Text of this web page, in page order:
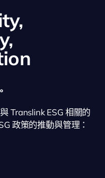
Translink ESG 相關的
政策的推動與管理：